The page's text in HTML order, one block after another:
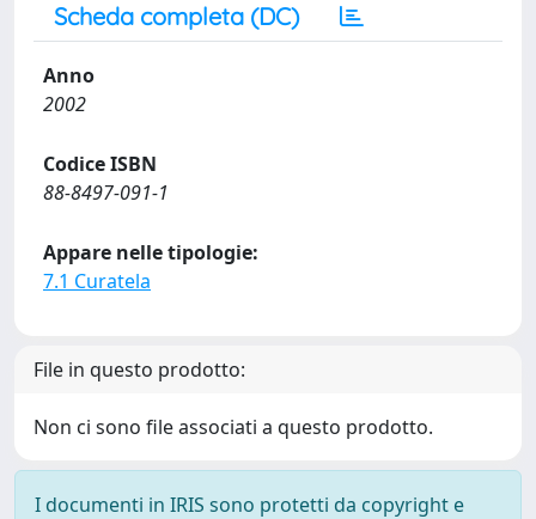
Scheda completa (DC)
Anno
2002
Codice ISBN
88-8497-091-1
Appare nelle tipologie:
7.1 Curatela
File in questo prodotto:
Non ci sono file associati a questo prodotto.
I documenti in IRIS sono protetti da copyright e